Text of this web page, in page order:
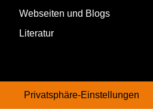
Webseiten und Blogs
Literatur
Privatsphäre-Einstellungen